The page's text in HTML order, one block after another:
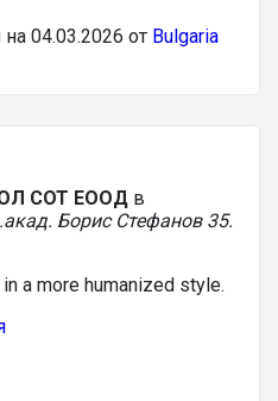
04.03.2026 от Bulgaria
СОТ ЕООД в
Борис Стефанов 35.
a more humanized style.